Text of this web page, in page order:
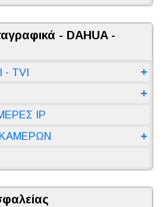
- DAHUA -
- TVI
IP